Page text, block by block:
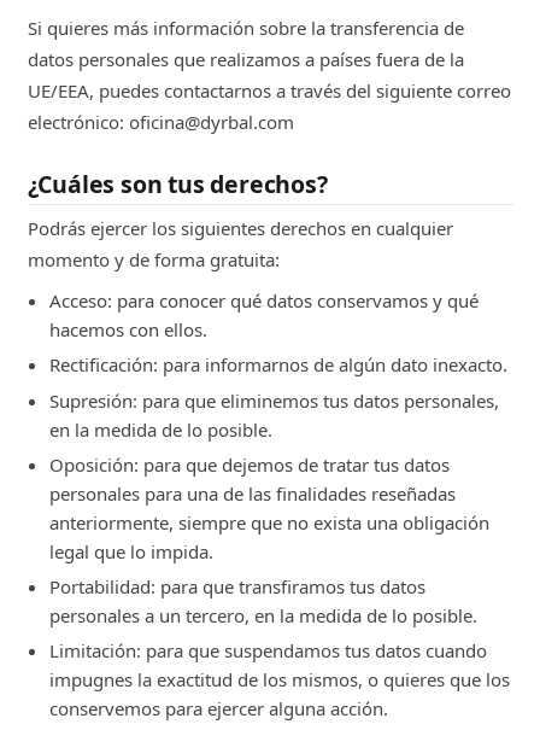
Si quieres más información sobre la transferencia de
datos personales que realizamos a países fuera de la
UE/EEA, puedes contactarnos a través del siguiente correo
electrónico: oficina@dyrbal.com
¿Cuáles son tus derechos?
Podrás ejercer los siguientes derechos en cualquier
momento y de forma gratuita:
Acceso: para conocer qué datos conservamos y qué
hacemos con ellos.
Rectificación: para informarnos de algún dato inexacto.
Supresión: para que eliminemos tus datos personales,
en la medida de lo posible.
Oposición: para que dejemos de tratar tus datos
personales para una de las finalidades reseñadas
anteriormente, siempre que no exista una obligación
legal que lo impida.
Portabilidad: para que transfiramos tus datos
personales a un tercero, en la medida de lo posible.
Limitación: para que suspendamos tus datos cuando
impugnes la exactitud de los mismos, o quieres que los
conservemos para ejercer alguna acción.